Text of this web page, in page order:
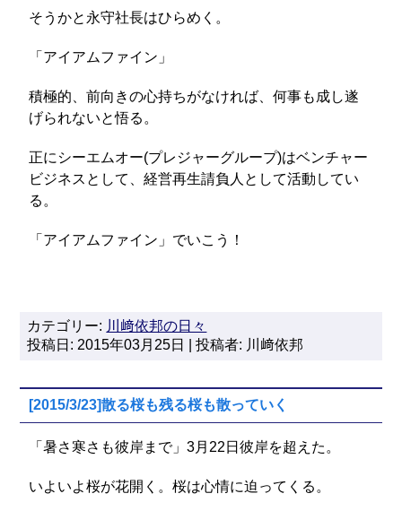
そうかと永守社長はひらめく。
「アイアムファイン」
積極的、前向きの心持ちがなければ、何事も成し遂
げられないと悟る。
正にシーエムオー(プレジャーグループ)はベンチャー
ビジネスとして、経営再生請負人として活動してい
る。
「アイアムファイン」でいこう！
カテゴリー: 川﨑依邦の日々
投稿日: 2015年03月25日 | 投稿者: 川﨑依邦
[2015/3/23]散る桜も残る桜も散っていく
「暑さ寒さも彼岸まで」3月22日彼岸を超えた。
いよいよ桜が花開く。桜は心情に迫ってくる。